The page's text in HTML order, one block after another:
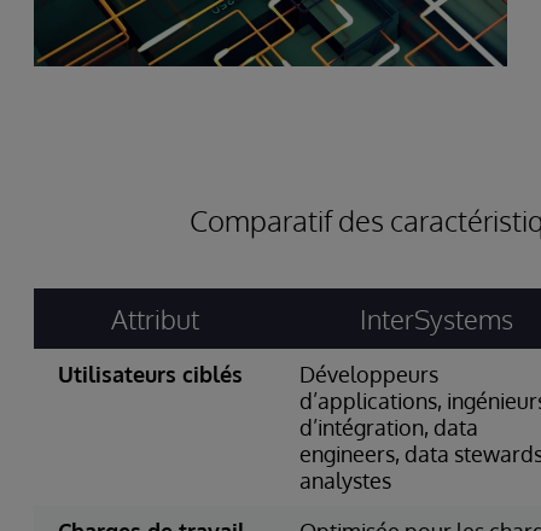
Comparatif des
Attribut InterSystems
Utilisateurs ciblés
Développeurs
d’applications,
d’intégration, data
engineers, data
analystes